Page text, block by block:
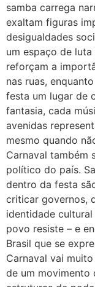
samba carrega
exaltam figuras
desigualdades
um espaço de
reforçam a
nas ruas,
festa um lugar de
fantasia, cada
avenidas
mesmo quando
Carnaval também
político do país.
dentro da festa
criticar governos,
identidade
povo resiste – e
Brasil que se
Carnaval vai
de um movimento